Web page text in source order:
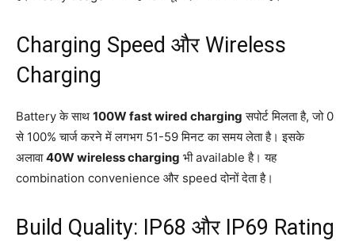
Charging Speed और Wireless
Charging
Battery के साथ 100W fast wired charging सपोर्ट मिलता है, जो 0
से 100% चार्ज करने में लगभग 51-59 मिनट का समय लेता है। इसके
अलावा40W wireless charging भी available है। यह
combination convenience और speed दोनों देता है।​
Build Quality: IP68 और IP69 Rating